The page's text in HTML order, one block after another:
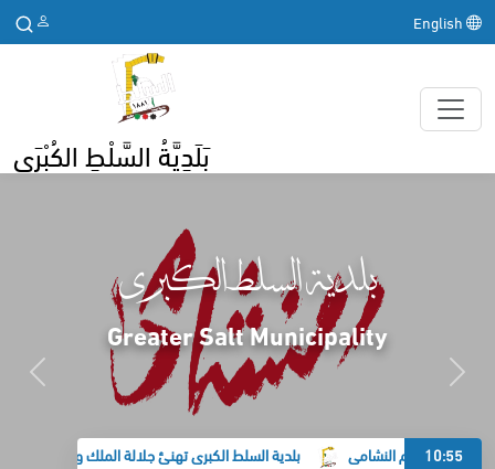
بَلَدِيَّةُ السَّلْطِ الكُبْرَى
بلدية السلط الكبرى
Greater Salt Municipality
10:55
تدعم النشامى بلدية السلط الكبرى تهنئ جلالة الملك وولي العهد بحلول